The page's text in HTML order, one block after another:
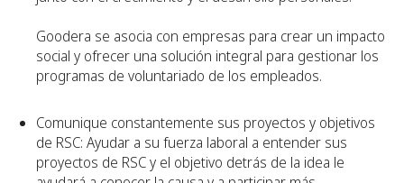
Goodera se asocia con empresas para crear un impacto
social y ofrecer una solución integral para gestionar los
programas de voluntariado de los empleados.
Comunique constantemente sus proyectos y objetivos
de RSC: Ayudar a su fuerza laboral a entender sus
proyectos de RSC y el objetivo detrás de la idea le